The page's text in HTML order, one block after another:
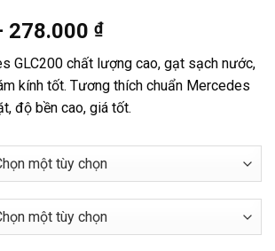
278.000 ₫Khoảng
từ
129.000 ₫
đến
GLC200 chất lượng cao, gạt sạch nước,
kính tốt. Tương thích chuẩn Mercedes
độ bền cao, giá tốt.